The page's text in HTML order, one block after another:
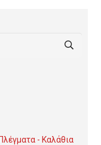
- Καλάθια